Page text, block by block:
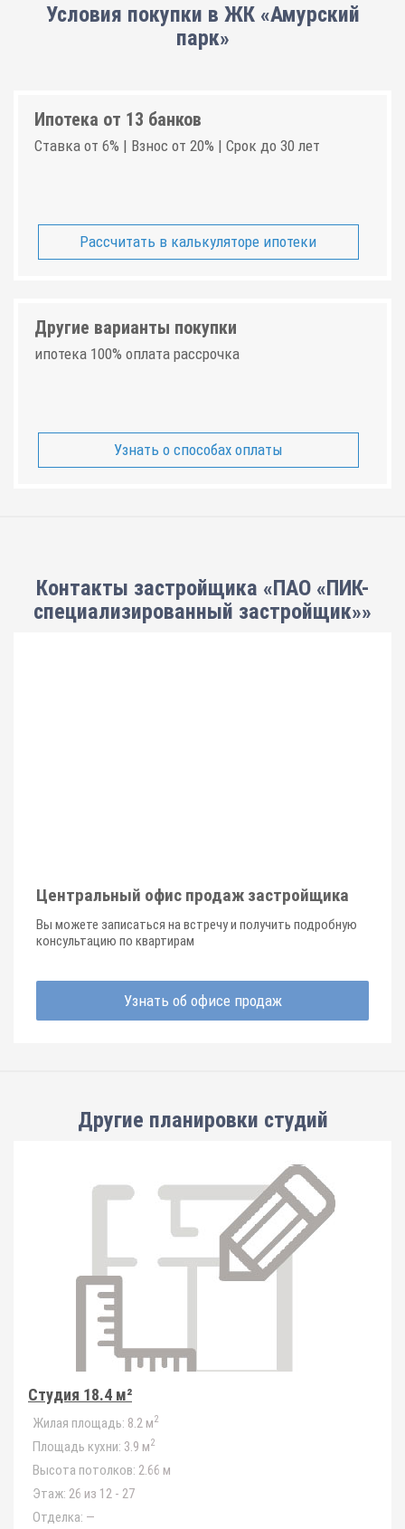
Условия покупки в ЖК «Амурский
парк»
Ипотека от 13 банков
Ставка от 6% | Взнос от 20% | Срок до 30 лет
Рассчитать в калькуляторе ипотеки
Другие варианты покупки
ипотека 100% оплата рассрочка
Узнать о способах оплаты
Контакты застройщика «ПАО «ПИК-
специализированный застройщик»»
Центральный офис продаж застройщика
Вы можете записаться на встречу и получить подробную
консультацию по квартирам
Узнать об офисе продаж
Другие планировки студий
Студия 18.4 м²
Жилая площадь: 8.2 м2
Площадь кухни: 3.9 м2
Высота потолков: 2.66 м
Этаж: 26 из 12 - 27
Отделка: —